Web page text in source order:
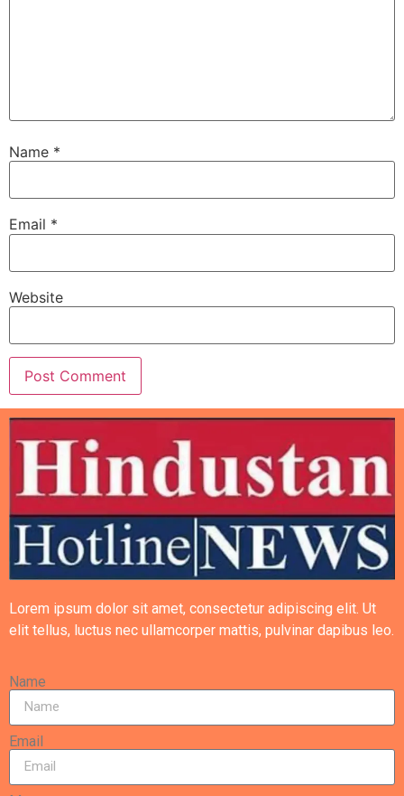
Name *
Email *
Website
Lorem ipsum dolor sit amet, consectetur adipiscing elit. Ut
elit tellus, luctus nec ullamcorper mattis, pulvinar dapibus leo.
Name
Email